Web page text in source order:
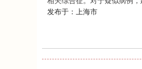
发布于：上海市